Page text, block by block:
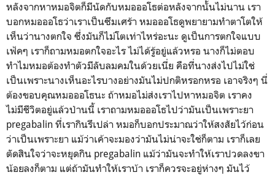
หลังจากหาหมอจิตก็มีนัดกับหมอออโธต่อหลังจากนั้นไม่นาน เรา
บอกหมอออโธว่าเราเป็นซึมเศร้า หมอออโธดูพยายามทำตาโตให้
เห็นว่านางตกใจ ซึ่งมันก็ไม่โตเท่าไหร่อะนะ ดูเป็นการตกใจแบบ
เฟ้คๆ เราก็ถามหมอตกใจอะไร ไม่ได้รู้อยู่แล้วหรอ นางก็ไม่ตอบ
ทำไมหมอต้องทำตัวมีลับลมคมในด้วยเนี่ย คือที่นางส่งไปไม่ใช่
เป็นเพราะนางเห็นอะไรบางอย่างมันไม่ปกติหรอกหรอ เอาจริงๆ นี่
ต้องขอบคุณหมอออโธนะ ถ้าหมอไม่ส่งเราไปหาหมอจิต เราคง
ไม่มีชีวิตอยู่แล้วป่านนี้ เราถามหมอออโธไปว่ามันเป็นเพราะยา
pregabalin ที่เรากินรึเปล่า หมอก็บอกประมาณว่าให้สงสัยไว้ก่อน
ว่าเป็นเพราะยา แม้ว่าเค้าจะมองว่ามันไม่น่าจะใช่ก็ตาม เราก็เลย
ตัดสินใจว่าจะหยุดกิน pregabalin แม้ว่ามันจะทำให้เราปวดลงขา
น้อยลงก็ตาม แต่ถ้ามันทำให้เราบ้า เราก็ควรจะอยู่ห่างๆ มันไว้